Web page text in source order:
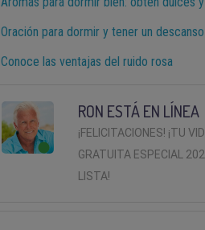
Oración para dormir y tener un
Conoce las ventajas del ruido rosa
RON ESTÁ EN LÍNEA
¡FELICITACIONES! ¡TU
GRATUITA ESPECIAL
LISTA!